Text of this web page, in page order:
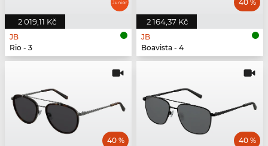
2 019,11 Kč
JB
Rio - 3
2 164,37 Kč
40 %
JB
Boavista - 4
40 % 40 %